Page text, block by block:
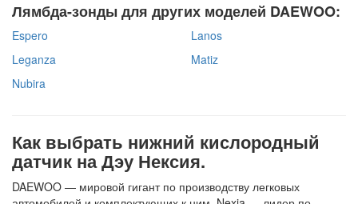
Лямбда-зонды для других моделей DAEWOO:
Espero
Lanos
Leganza
Matiz
Nubira
Как выбрать нижний кислородный
датчик на Дэу Нексия.
DAEWOO — мировой гигант по производству легковых